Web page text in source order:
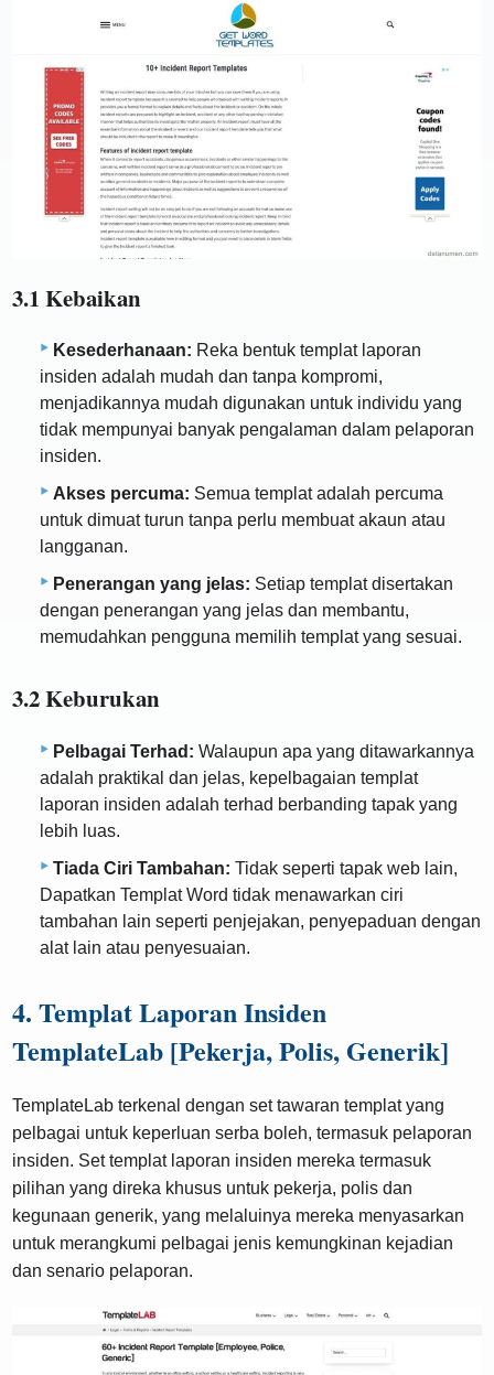
3.1 Kebaikan
Kesederhanaan: Reka bentuk templat laporan
insiden adalah mudah dan tanpa kompromi,
menjadikannya mudah digunakan untuk individu yang
tidak mempunyai banyak pengalaman dalam pelaporan
insiden.
Akses percuma: Semua templat adalah percuma
untuk dimuat turun tanpa perlu membuat akaun atau
langganan.
Penerangan yang jelas: Setiap templat disertakan
dengan penerangan yang jelas dan membantu,
memudahkan pengguna memilih templat yang sesuai.
3.2 Keburukan
Pelbagai Terhad: Walaupun apa yang ditawarkannya
adalah praktikal dan jelas, kepelbagaian templat
laporan insiden adalah terhad berbanding tapak yang
lebih luas.
Tiada Ciri Tambahan: Tidak seperti tapak web lain,
Dapatkan Templat Word tidak menawarkan ciri
tambahan lain seperti penjejakan, penyepaduan dengan
alat lain atau penyesuaian.
4. Templat Laporan Insiden
TemplateLab [Pekerja, Polis, Generik]
TemplateLab terkenal dengan set tawaran templat yang
pelbagai untuk keperluan serba boleh, termasuk pelaporan
insiden. Set templat laporan insiden mereka termasuk
pilihan yang direka khusus untuk pekerja, polis dan
kegunaan generik, yang melaluinya mereka menyasarkan
untuk merangkumi pelbagai jenis kemungkinan kejadian
dan senario pelaporan.